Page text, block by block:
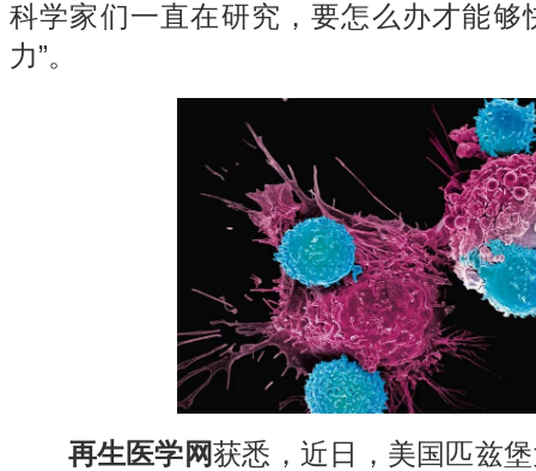
科学家们一直在研究，要怎么办才能够
力”。
再生医学网获悉，近日，美国匹兹